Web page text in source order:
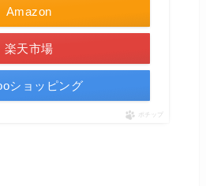
Amazon
楽天市場
ショッピング
ポチップ